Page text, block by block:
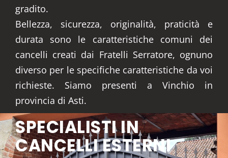
gradito.
Bellezza, sicurezza, originalità, praticità e
durata sono le caratteristiche comuni dei
cancelli creati dai Fratelli Serratore, ognuno
diverso per le specifiche caratteristiche da voi
richieste. Siamo presenti a Vinchio in
provincia di Asti.
SPECIALISTI IN
CANCELLI ESTERNI